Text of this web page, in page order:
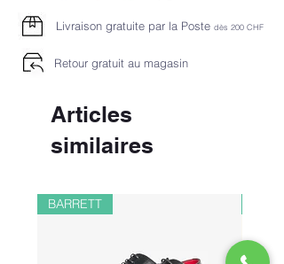
Livraison gratuite par la Poste dès 200 CHF
Retour gratuit au magasin
Articles
similaires
BARRETT